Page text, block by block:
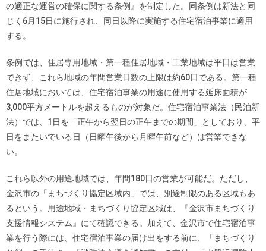
の適正な運営の確保に関する条例』を制定した。同条例は新法と同
じく6月15日に施行され、同日以降に実施する住宅宿泊事業に適用
する。
条例では、住居専用地域・第一種住居地域・工業地域は平日は営業
できず、これら地域の年間営業日数の上限は約60日である。第一種
住居地域においては、住宅宿泊事業の用途に使用する延床面積が
3,000平方メートルを超えるものが対象だ。住宅宿泊事業法（民泊新
法）では、1日を「正午から翌日の正午までの期間」としており、平
日をまたいでいる日（日曜午後から月曜午前など）は営業できな
い。
これら以外の用途地域では、年間180日の営業が可能だ。ただし、
金沢市の「まちづくり協定区域内」では、別途制限のある区域もあ
るという。用途地域・まちづくり協定区域は、『金沢市まちづくり
支援情報システム』にて確認できる。加えて、金沢市で住宅宿泊事
業を行う際には、住宅宿泊事業の届け出をする前に、「まちづくり